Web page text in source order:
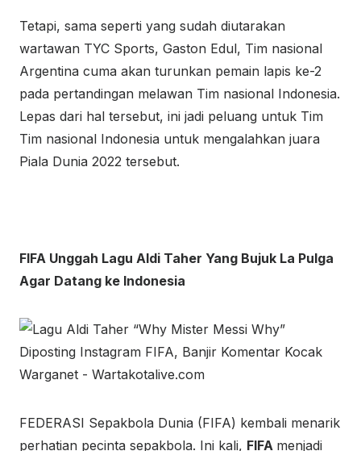
Tetapi, sama seperti yang sudah diutarakan
wartawan TYC Sports, Gaston Edul, Tim nasional
Argentina cuma akan turunkan pemain lapis ke-2
pada pertandingan melawan Tim nasional Indonesia.
Lepas dari hal tersebut, ini jadi peluang untuk Tim
Tim nasional Indonesia untuk mengalahkan juara
Piala Dunia 2022 tersebut.
FIFA Unggah Lagu Aldi Taher Yang Bujuk La Pulga
Agar Datang ke Indonesia
FEDERASI Sepakbola Dunia (FIFA) kembali menarik
perhatian pecinta sepakbola. Ini kali, FIFA menjadi